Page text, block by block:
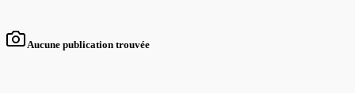
Aucune publication trouvée